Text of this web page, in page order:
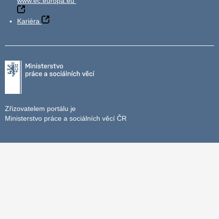
Kariéra
Zřizovatelem portálu je
Ministerstvo práce a sociálních věcí ČR